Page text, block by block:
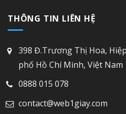
THÔNG TIN LIÊN HỆ
398 Đ.Trương Thị Hoa,
phố Hồ Chí Minh, Việt Nam
0888 015 078
contact@web1giay.com